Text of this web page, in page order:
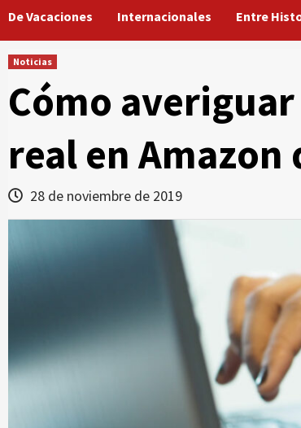
De Vacaciones Internacionales Entre
Noticias
Cómo
real en
28 de noviembre de 2019